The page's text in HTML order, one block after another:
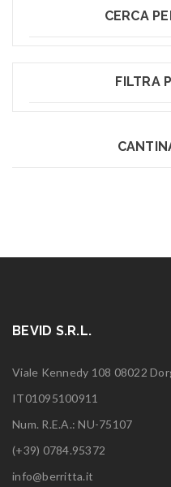
CERCA
FILTRA
BEVID S.R.L.
Viale Kennedy 108 08022
IT01095100911
Num. R.E.A.: NU-75107
(+39) 0784.95372
info@berritta.it